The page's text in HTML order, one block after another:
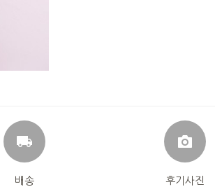
배송 후기사진